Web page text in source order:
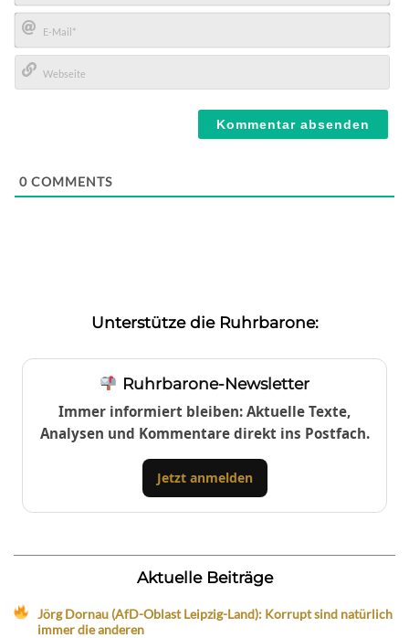
Name*
E-
Mail*
0 COMMENTS
Unterstütze die Ruhrbarone:
Ruhrbarone-Newsletter
Immer informiert bleiben: Aktuelle Texte,
Analysen und Kommentare direkt ins Postfach.
Jetzt anmelden
Aktuelle Beiträge
Jörg Dornau (AfD-Oblast Leipzig-Land): Korrupt sind natürlich
immer die anderen